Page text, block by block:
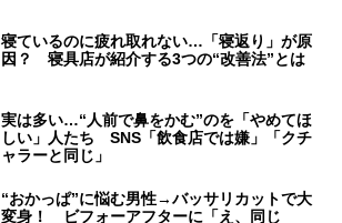
寝ているのに疲れ取れない…「寝返り」が原
因？ 寝具店が紹介する3つの“改善法”とは
実は多い…“人前で鼻をかむ”のを「やめてほ
しい」人たち SNS「飲食店では嫌」「クチ
ャラーと同じ」
“おかっぱ”に悩む男性→バッサリカットで大
変身！ ビフォーアフターに「え、同じ